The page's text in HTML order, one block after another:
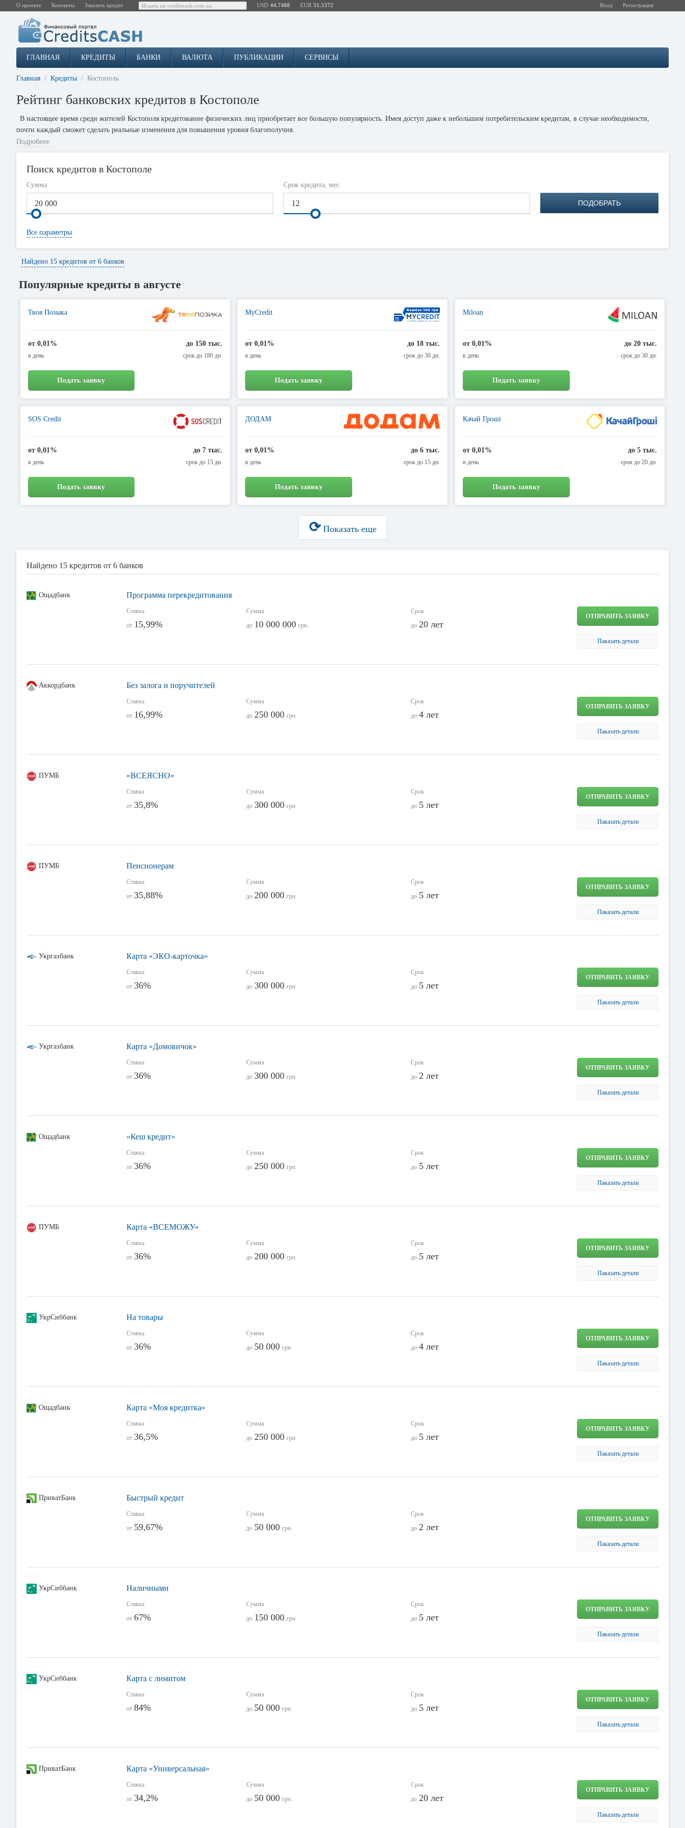
О проекте Контакты Заказать кредит USD 44.7488 EUR 51.5372 Вход Регистрация
ГЛАВНАЯ КРЕДИТЫ БАНКИ ВАЛЮТА ПУБЛИКАЦИИ СЕРВИСЫ
Главная Кредиты Костополь
Рейтинг банковских кредитов в Костополе
В настоящее время среди жителей Костополя кредитование физических лиц приобретает все большую популярность. Имея доступ даже к небольшим потребительским кредитам, в случае необходимости,
почти каждый сможет сделать реальные изменения для повышения уровня благополучия.
Кредиты наличными являются жизненно важной частью выживания при финансовых стрессах современной жизни. Все, что нужно сделать, это убедиться, что вы правильно выбрали подходящую для вас
Основным в оформлении банковского кредита наличными является наличие хорошего кредитного рейтинга. Зачастую, кредитная история человека говорит о многом, а именно о его способности нормально
вести дела с банком и выражает большую ответственность в погашении кредита и процентов.
После получения денег от банка в долг, важно своевременно вносить ежемесячные платежи и полностью закрыть кредит в отведенный для этого срок. В противном случае, заемщик может испортить свою
кредитную историю и будет иметь низкие шансы получить кредит в будущем.
Имея несколько свободных минут на протяжении рабочего дня, вы можете обратиться в любой банк Костополя через Интернет, чтобы отправить онлайн-заявку на получение денежных средств. Это очень
интересное предложение, процесс короткий и простой, ваш кредит будет одобрен в течение нескольких минут. Все действительно легко, удобно и не может быть проще.
Подробнее
Поиск кредитов в Костополе
Сумма Срок кредита, мес.
Все параметры
ПОДОБРАТЬ
Найдено 15 кредитов от 6 банков
Популярные кредиты в августе
Твоя Позыка
от 0,01%
в день
до 150 тыс.
срок до 180 дн.
Подать заявку
MyCredit
от 0,01%
в день
до 18 тыс.
срок до 30 дн.
Подать заявку
Miloan
от 0,01%
в день
до 20 тыс.
срок до 30 дн.
Подать заявку
SOS Credit
от 0,01%
в день
до 7 тыс.
срок до 15 дн.
Подать заявку
ДОДАМ
от 0,01%
в день
до 6 тыс.
срок до 15 дн.
Подать заявку
Качай Гроші
от 0,01%
в день
до 5 тыс.
срок до 20 дн.
Подать заявку
⟳Показать еще
Найдено 15 кредитов от 6 банков
Ощадбанк Программа перекредитования
Ставка
от 15,99%
Сумма
до 10 000 000 грн.
Срок
до 20 лет
ОТПРАВИТЬ ЗАЯВКУ
Паказать детали
Аккордбанк Без залога и поручителей
Ставка
от 16,99%
Сумма
до 250 000 грн.
Срок
до 4 лет
ОТПРАВИТЬ ЗАЯВКУ
Паказать детали
ПУМБ «ВСЕЯСНО»
Ставка
от 35,8%
Сумма
до 300 000 грн.
Срок
до 5 лет
ОТПРАВИТЬ ЗАЯВКУ
Паказать детали
ПУМБ Пенсионерам
Ставка
от 35,88%
Сумма
до 200 000 грн.
Срок
до 5 лет
ОТПРАВИТЬ ЗАЯВКУ
Паказать детали
Укргазбанк Карта «ЭКО-карточка»
Ставка
от 36%
Сумма
до 300 000 грн.
Срок
до 5 лет
ОТПРАВИТЬ ЗАЯВКУ
Паказать детали
Укргазбанк Карта «Домовичок»
Ставка
от 36%
Сумма
до 300 000 грн.
Срок
до 2 лет
ОТПРАВИТЬ ЗАЯВКУ
Паказать детали
Ощадбанк «Кеш кредит»
Ставка
от 36%
Сумма
до 250 000 грн.
Срок
до 5 лет
ОТПРАВИТЬ ЗАЯВКУ
Паказать детали
ПУМБ Карта «ВСЕМОЖУ»
Ставка
от 36%
Сумма
до 200 000 грн.
Срок
до 5 лет
ОТПРАВИТЬ ЗАЯВКУ
Паказать детали
УкрСиббанк На товары
Ставка
от 36%
Сумма
до 50 000 грн.
Срок
до 4 лет
ОТПРАВИТЬ ЗАЯВКУ
Паказать детали
Ощадбанк Карта «Моя кредитка»
Ставка
от 36,5%
Сумма
до 250 000 грн.
Срок
до 5 лет
ОТПРАВИТЬ ЗАЯВКУ
Паказать детали
ПриватБанк Быстрый кредит
Ставка
от 59,67%
Сумма
до 50 000 грн.
Срок
до 2 лет
ОТПРАВИТЬ ЗАЯВКУ
Паказать детали
УкрСиббанк Наличными
Ставка
от 67%
Сумма
до 150 000 грн.
Срок
до 5 лет
ОТПРАВИТЬ ЗАЯВКУ
Паказать детали
УкрСиббанк Карта с лимитом
Ставка
от 84%
Сумма
до 50 000 грн.
Срок
до 5 лет
ОТПРАВИТЬ ЗАЯВКУ
Паказать детали
ПриватБанк Карта «Универсальная»
Ставка
от 34,2%
Сумма
до 50 000 грн.
Срок
до 20 лет
ОТПРАВИТЬ ЗАЯВКУ
Паказать детали